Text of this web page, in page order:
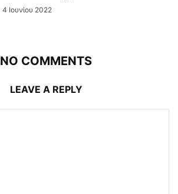
4 Ιουνίου 2022
NO COMMENTS
LEAVE A REPLY